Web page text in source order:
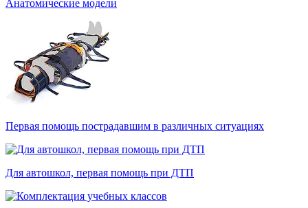
Анатомические модели
Первая помощь пострадавшим в различных ситуациях
Для автошкол, первая помощь при ДТП